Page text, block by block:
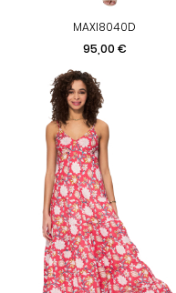
MAXI8040D
Prix
95,00 €